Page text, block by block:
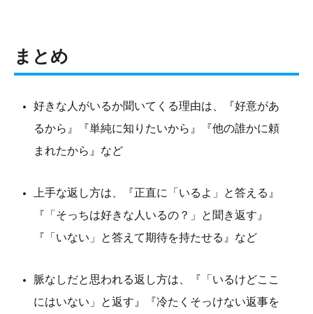
まとめ
好きな人がいるか聞いてくる理由は、『好意があ
るから』『単純に知りたいから』『他の誰かに頼
まれたから』など
上手な返し方は、『正直に「いるよ」と答える』
『「そっちは好きな人いるの？」と聞き返す』
『「いない」と答えて期待を持たせる』など
脈なしだと思われる返し方は、『「いるけどここ
にはいない」と返す』『冷たくそっけない返事を